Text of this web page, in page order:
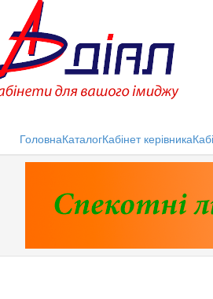
ГоловнаКаталогКабінет керівника